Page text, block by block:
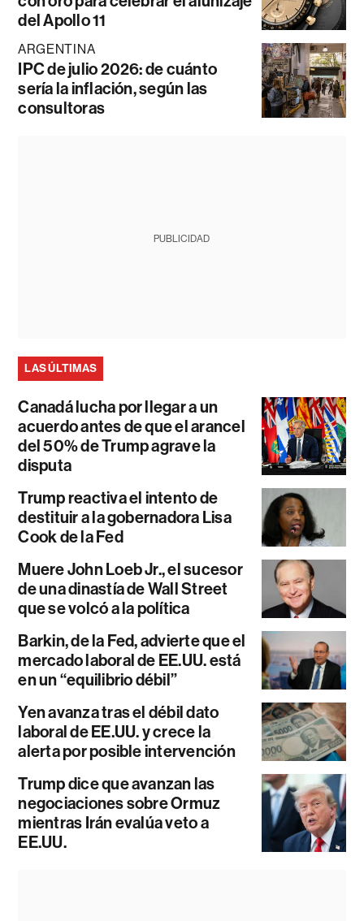
del Apollo 11
ARGENTINA
IPC de julio 2026: de cuánto
sería la inflación, según las
consultoras
PUBLICIDAD
LAS ÚLTIMAS
Canadá lucha por llegar a un
acuerdo antes de que el arancel
del 50% de Trump agrave la
disputa
Trump reactiva el intento de
destituir a la gobernadora Lisa
Cook de la Fed
Muere John Loeb Jr., el sucesor
de una dinastía de Wall Street
que se volcó a la política
Barkin, de la Fed, advierte que el
mercado laboral de EE.UU. está
en un “equilibrio débil”
Yen avanza tras el débil dato
laboral de EE.UU. y crece la
alerta por posible intervención
Trump dice que avanzan las
negociaciones sobre Ormuz
mientras Irán evalúa veto a
EE.UU.